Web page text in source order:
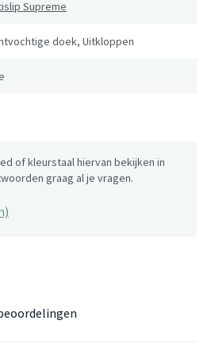
Supreme
doek, Uitkloppen
of kleurstaal hiervan bekijken in
graag al je vragen.